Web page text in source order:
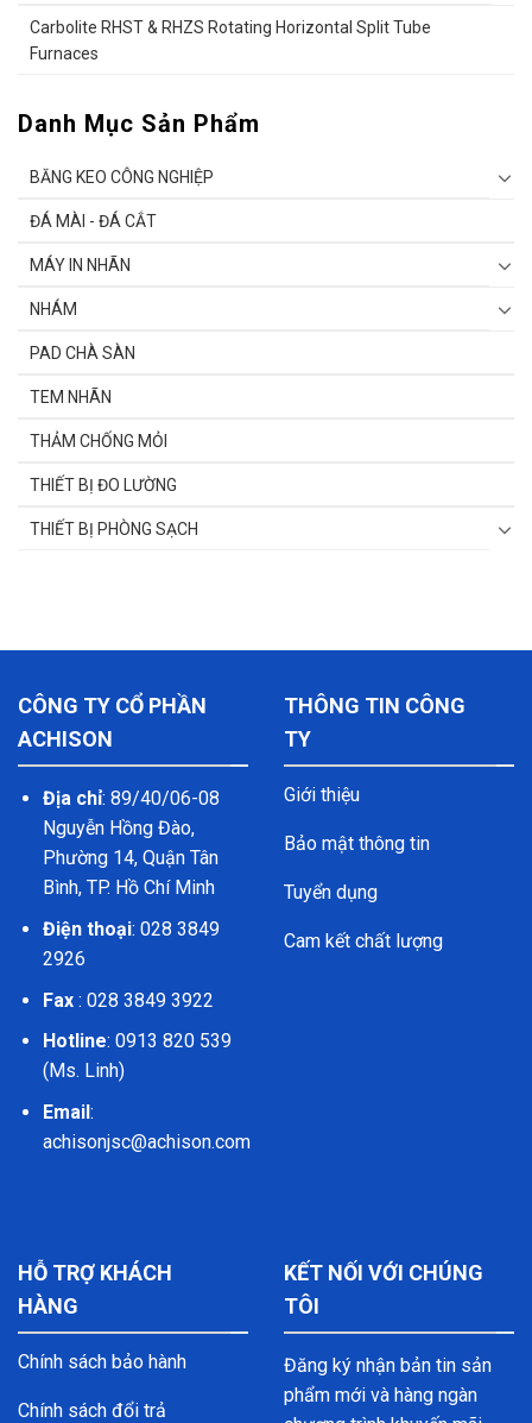
Carbolite RHST & RHZS Rotating Horizontal Split Tube
Furnaces
Danh Mục Sản Phẩm
BĂNG KEO CÔNG NGHIỆP
ĐÁ MÀI - ĐÁ CẮT
MÁY IN NHÃN
NHÁM
PAD CHÀ SÀN
TEM NHÃN
THẢM CHỐNG MỎI
THIẾT BỊ ĐO LƯỜNG
THIẾT BỊ PHÒNG SẠCH
CÔNG TY CỔ PHẦN
ACHISON
Địa chỉ: 89/40/06-08
Nguyễn Hồng Đào,
Phường 14, Quận Tân
Bình, TP. Hồ Chí Minh
Điện thoại: 028 3849
2926
Fax: 028 3849 3922
Hotline: 0913 820 539
(Ms. Linh)
Email:
achisonjsc@achison.com
THÔNG TIN CÔNG
TY
Giới thiệu
Bảo mật thông tin
Tuyển dụng
Cam kết chất lượng
HỖ TRỢ KHÁCH
HÀNG
Chính sách bảo hành
Chính sách đổi trả
KẾT NỐI VỚI CHÚNG
TÔI
Đăng ký nhận bản tin sản
phẩm mới và hàng ngàn